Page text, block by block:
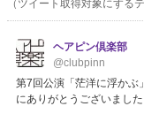
（ツイート取得対象にする
ヘアピン倶楽部
@clubpinn
第7回公演「茫洋に浮かぶ
にありがとうございまし